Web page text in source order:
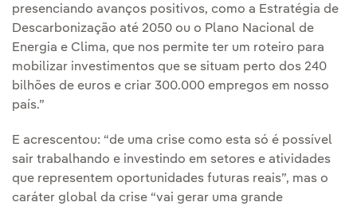
presenciando avanços positivos, como a Estratégia de
Descarbonização até 2050 ou o Plano Nacional de
Energia e Clima, que nos permite ter um roteiro para
mobilizar investimentos que se situam perto dos 240
bilhões de euros e criar 300.000 empregos em nosso
país.”
E acrescentou: “de uma crise como esta só é possível
sair trabalhando e investindo em setores e atividades
que representem oportunidades futuras reais”, mas o
caráter global da crise “vai gerar uma grande